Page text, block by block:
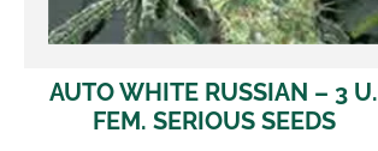
AUTO WHITE RUSSIAN – 3 U.
FEM. SERIOUS SEEDS